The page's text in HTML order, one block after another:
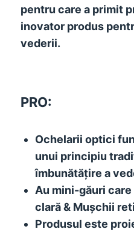
pentru care a primit
inovator produs
vederii.
PRO:
Ochelarii optici
unui principiu
îmbunătățire a
Au mini-găuri
clară & Mușchii
Produsul este